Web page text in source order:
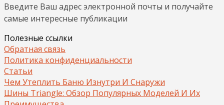
Введите Ваш адрес электронной почты и получайте
самые интересные публикации
Полезные ссылки
Обратная связь
Политика конфиденциальности
Статьи
Чем Утеплить Баню Изнутри И Снаружи
Шины Triangle: Обзор Популярных Моделей И Их